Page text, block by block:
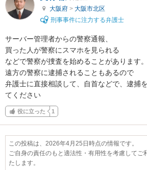
大阪府 > 大阪市北区
刑事事件に注力する弁護士
サーバー管理者からの警察通報、
買った人が警察にスマホを見られる
などで警察が捜査を始めることがあります。
遠方の警察に逮捕されることもあるので
弁護士に直接相談して、自首などで、逮捕
てください
役に立った 1
この投稿は、2026年4月25日時点の情報です。
ご自身の責任のもと適法性・有用性を考慮してご
たします。